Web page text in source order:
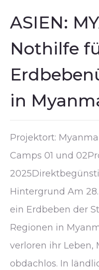
ASIEN:
Nothilfe
in
Projektort:
Camps 01 und
Hintergrund Am
ein Erdbeben der
Regionen in
verloren ihr Leben,
obdachlos. In